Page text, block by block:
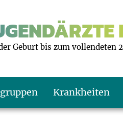
Geburt bis zum vollendeten
Krankheiten